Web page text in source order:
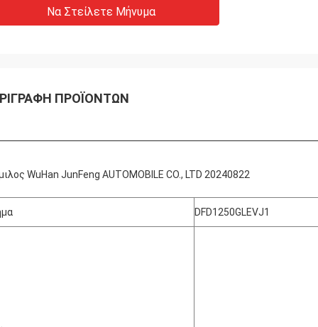
Να Στείλετε Μήνυμα
ΠΡΟΪΌΝΤΩΝ
WuHan JunFeng AUTOMOBILE CO., LTD 20240822
DFD1250GLEVJ1